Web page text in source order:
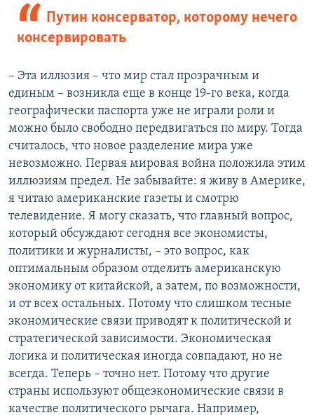
Путин консерватор, которому нечего
консервировать
– Эта иллюзия – что мир стал прозрачным и
единым – возникла еще в конце 19-го века, когда
географически паспорта уже не играли роли и
можно было свободно передвигаться по миру. Тогда
считалось, что новое разделение мира уже
невозможно. Первая мировая война положила этим
иллюзиям предел. Не забывайте: я живу в Америке,
я читаю американские газеты и смотрю
телевидение. Я могу сказать, что главный вопрос,
который обсуждают сегодня все экономисты,
политики и журналисты, – это вопрос, как
оптимальным образом отделить американскую
экономику от китайской, а затем, по возможности,
и от всех остальных. Потому что слишком тесные
экономические связи приводят к политической и
стратегической зависимости. Экономическая
логика и политическая иногда совпадают, но не
всегда. Теперь – точно нет. Потому что другие
страны используют общеэкономические связи в
качестве политического рычага. Например,